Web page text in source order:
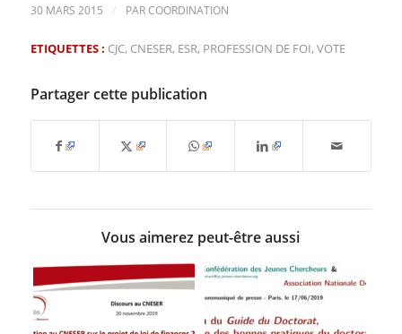
30 MARS 2015 / PARCOORDINATION
ETIQUETTES : CJC, CNESER, ESR, PROFESSION DE FOI, VOTE
Partager cette publication
Vous aimerez peut-être aussi